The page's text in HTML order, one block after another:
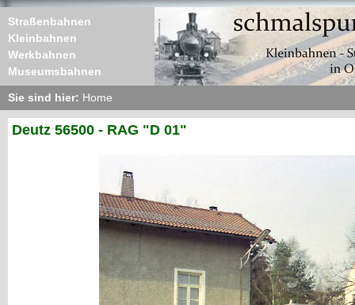
Straßenbahnen
Kleinbahnen
Werkbahnen
Museumsbahnen
Sie sind hier: Home
Deutz 56500 - RAG "D 01"